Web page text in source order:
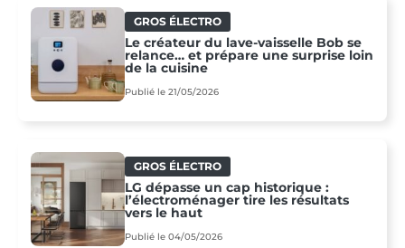
GROS ÉLECTRO
Le créateur du lave-vaisselle Bob se
relance… et prépare une surprise loin
de la cuisine
Publié le 21/05/2026
GROS ÉLECTRO
LG dépasse un cap historique :
l’électroménager tire les résultats
vers le haut
Publié le 04/05/2026